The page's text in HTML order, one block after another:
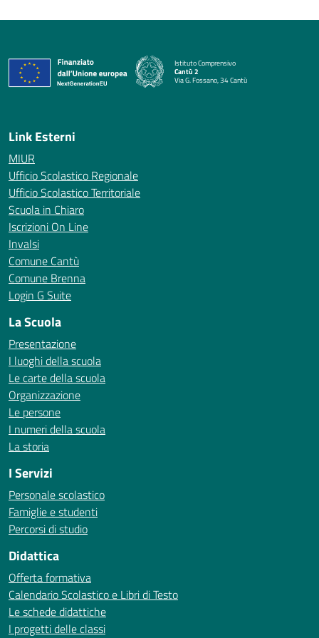
Istituto Comprensivo
Cantù 2
Via G. Fossano, 34 Cantù
— Visita la pagina iniziale della scuola
Link Esterni
MIUR
Ufficio Scolastico Regionale
Ufficio Scolastico Territoriale
Scuola in Chiaro
Iscrizioni On Line
Invalsi
Comune Cantù
Comune Brenna
Login G Suite
La Scuola
Presentazione
I luoghi della scuola
Le carte della scuola
Organizzazione
Le persone
I numeri della scuola
La storia
I Servizi
Personale scolastico
Famiglie e studenti
Percorsi di studio
Didattica
Offerta formativa
Calendario Scolastico e Libri di Testo
Le schede didattiche
I progetti delle classi